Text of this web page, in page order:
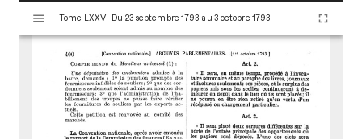
s
Tome LXXV - Du 23 septembre 1793 au 3 octobre 1793